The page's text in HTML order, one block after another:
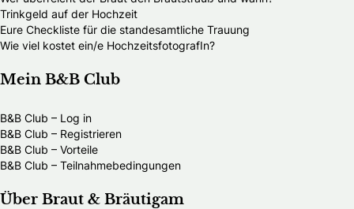
Trinkgeld auf der Hochzeit
Eure Checkliste für die standesamtliche Trauung
Wie viel kostet ein/e HochzeitsfotografIn?
Mein B&B Club
B&B Club – Log in
B&B Club – Registrieren
B&B Club – Vorteile
B&B Club – Teilnahmebedingungen
Über Braut & Bräutigam